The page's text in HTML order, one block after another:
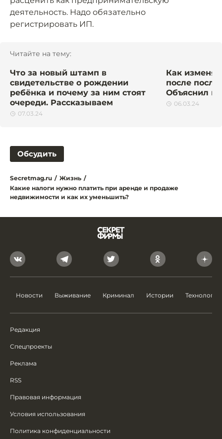
деятельность. Надо обязательно
регистрировать ИП.
Читайте на тему:
Что за новый штамп в
свидетельстве о рождении
ребёнка и почему за ним стоят
очереди. Рассказываем
07.03.24
Как
после
Объяснил
06.03.24
Обсудить
Secretmag.ru / Жизнь /
Какие налоги нужно платить при аренде и продаже
недвижимости и как их уменьшить?
Новости Выживание Криминал Истории Технологии
Редакция
Спецпроекты
Реклама
RSS
Правовая информация
Условия использования
Политика конфиденциальности